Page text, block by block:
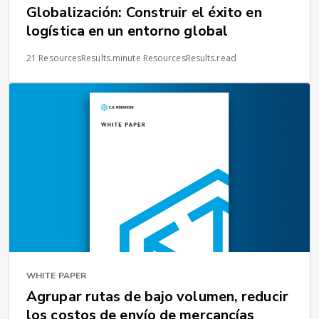
Globalización: Construir el éxito en
logística en un entorno global
21 ResourcesResults.minute ResourcesResults.read
WHITE PAPER
Agrupar rutas de bajo volumen, reducir